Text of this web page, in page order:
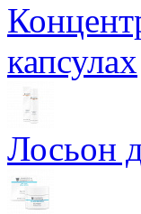
капсулах
Лосьон